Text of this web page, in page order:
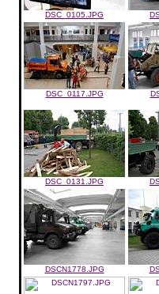
DSC_0105.JPG
DSC_0117.JPG
DSC_0131.JPG
DSCN1778.JPG